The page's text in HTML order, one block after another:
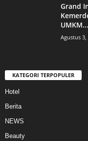
Grand
UMKM...
Agustus 3,
KATEGORI TERPOPULER
Hotel
Berita
NEWS
Beauty